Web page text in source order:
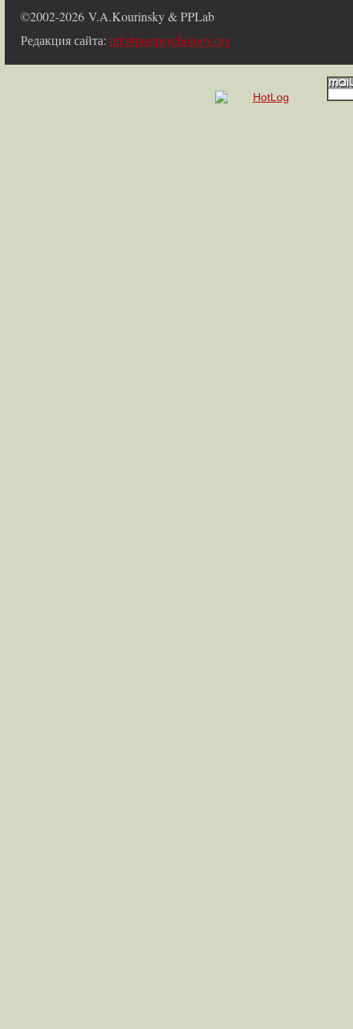
©2002-2026 V.A.Kourinsky & PPLab
Редакция сайта: info#postpsychology.org